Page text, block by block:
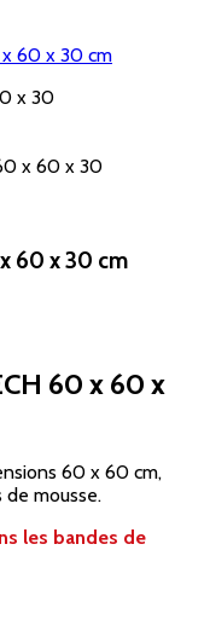
x 60 x 30 cm
60 x 30 cm
60 x 60 x
60 x 60 cm,
de mousse.
les bandes de